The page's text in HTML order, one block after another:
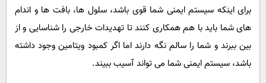
برای اینکه سیستم ایمنی شما قوی باشد، سلول ها، بافت ها و اندام
های شما باید با هم همکاری کنند تا تهدیدات خارجی را شناسایی و از
بین ببرند و شما را سالم نگه دارند اما اگر کمبود ویتامین وجود داشته
باشد، سیستم ایمنی شما می تواند آسیب ببیند.